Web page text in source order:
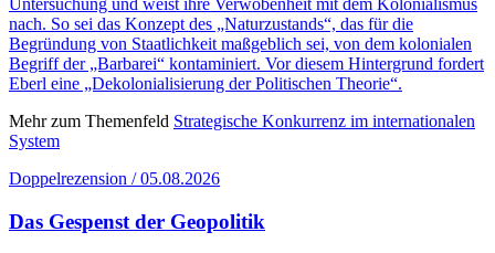
Untersuchung und weist ihre Verwobenheit mit dem Kolonialismus
nach. So sei das Konzept des „Naturzustands“, das für die
Begründung von Staatlichkeit maßgeblich sei, von dem kolonialen
Begriff der „Barbarei“ kontaminiert. Vor diesem Hintergrund fordert
Eberl eine „Dekolonialisierung der Politischen Theorie“.
Mehr zum Themenfeld Strategische Konkurrenz im internationalen
System
Doppelrezension / 05.08.2026
Das Gespenst der Geopolitik